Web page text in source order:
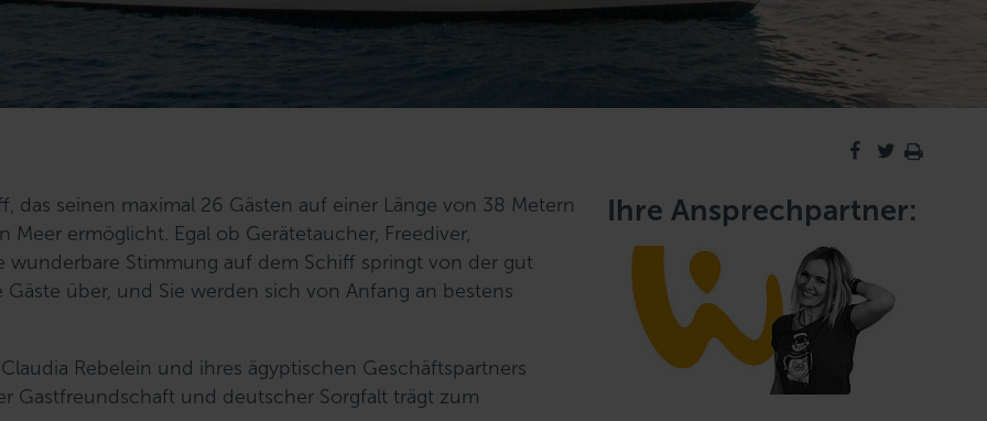
das seinen maximal 26 Gästen auf einer Länge von 38 Metern
ermöglicht. Egal ob Gerätetaucher, Freediver,
Stimmung auf dem Schiff springt von der gut
über, und Sie werden sich von Anfang an bestens
Rebelein und ihres ägyptischen Geschäftspartners
Gastfreundschaft und deutscher Sorgfalt trägt zum
Ihre Ansprechpartner: